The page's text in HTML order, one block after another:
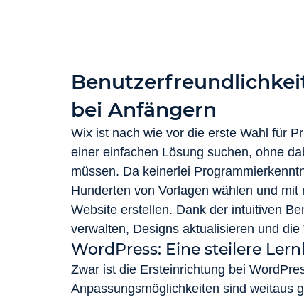
bei Anfängern
Wix ist nach wie vor die erste Wahl für
einer einfachen Lösung suchen, ohne
müssen. Da keinerlei
Hunderten von Vorlagen wählen und
Website erstellen. Dank der intuitiven
verwalten, Designs aktualisieren und
WordPress: Eine steilere
Zwar ist die Ersteinrichtung bei
Anpassungsmöglichkeiten sind weitaus